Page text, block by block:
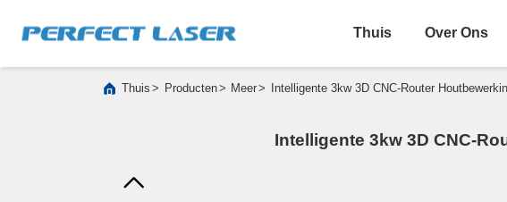
Thuis Over Ons
Thuis > Producten> Meer> Intelligente 3kw 3D CNC-Router
Intelligente 3kw 3D CNC-